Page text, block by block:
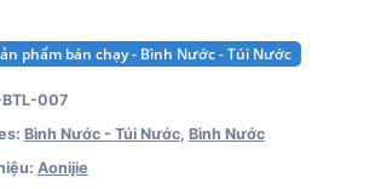
phẩm bán chạy - Bình Nước - Túi Nước
007
Bình Nước - Túi Nước, Bình Nước
Aonijie